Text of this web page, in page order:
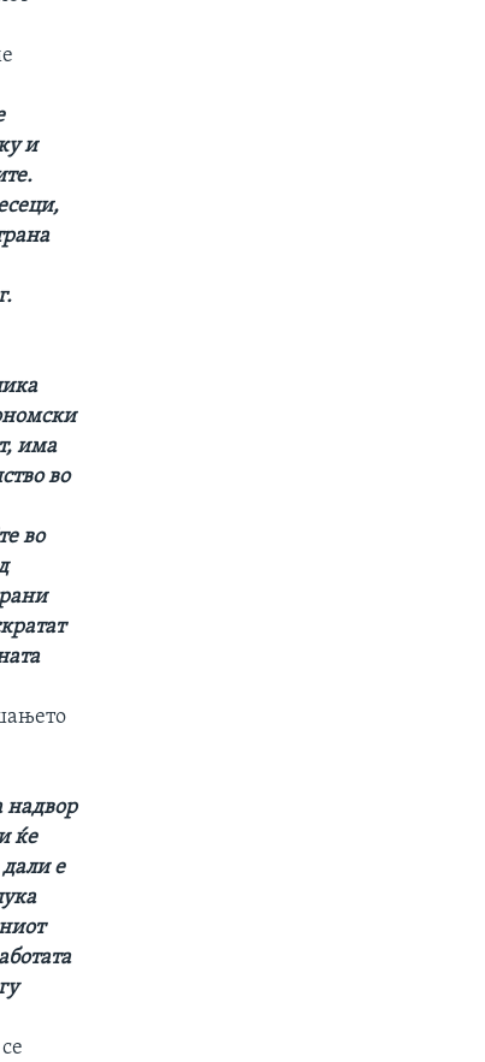
и
има
во
во
надвор
ќе
е